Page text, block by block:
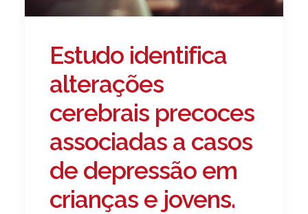
Estudo identifica
alterações
cerebrais precoces
associadas a casos
de depressão em
crianças e jovens.